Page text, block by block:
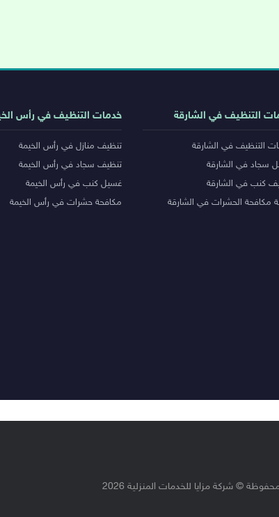
التنظيف في الشارقة
التنظيف في الشارقة
سجاد في الشارقة
كنب في الشارقة
مكافحة الحشرات في الشارقة
خدمات التنظيف في رأس
تنظيف منازل في رأس الخيمة
تنظيف سجاد في رأس الخيمة
غسيل كنب في رأس الخيمة
مكافحة حشرات في رأس الخيمة
© شركة مزايا للخدمات المنزلية 2026